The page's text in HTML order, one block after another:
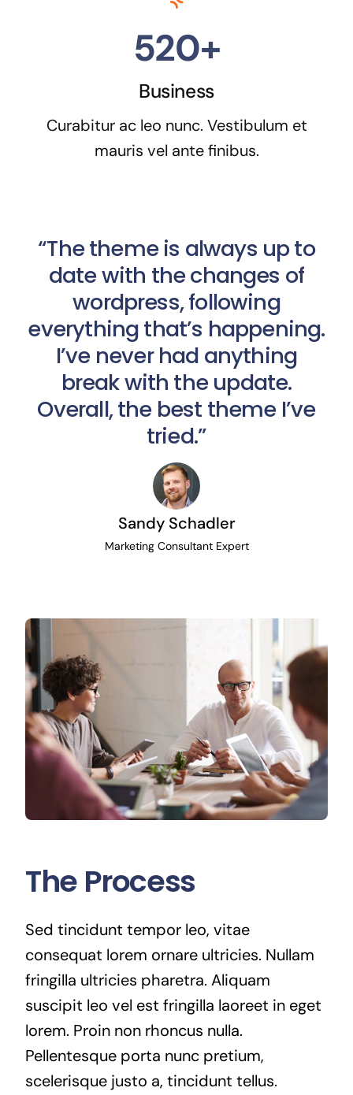
520+
Business
Curabitur ac leo nunc. Vestibulum et
mauris vel ante finibus.
“The theme is always up to
date with the changes of
wordpress, following
everything that’s happening.
I’ve never had anything
break with the update.
Overall, the best theme I’ve
tried.”
Sandy Schadler
Marketing Consultant Expert
The Process
Sed tincidunt tempor leo, vitae
consequat lorem ornare ultricies. Nullam
fringilla ultricies pharetra. Aliquam
suscipit leo vel est fringilla laoreet in eget
lorem. Proin non rhoncus nulla.
Pellentesque porta nunc pretium,
scelerisque justo a, tincidunt tellus.